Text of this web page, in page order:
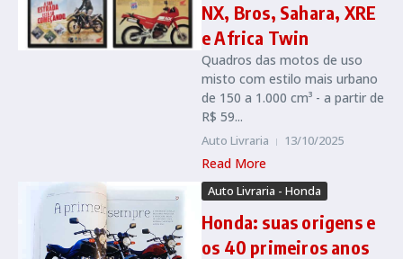
NX, Bros, Sahara, XRE
e Africa Twin
Quadros das motos de uso
misto com estilo mais urbano
de 150 a 1.000 cm³ - a partir de
R$ 59...
Auto Livraria 13/10/2025
Read More
Auto Livraria - Honda
Honda: suas origens e
os 40 primeiros anos